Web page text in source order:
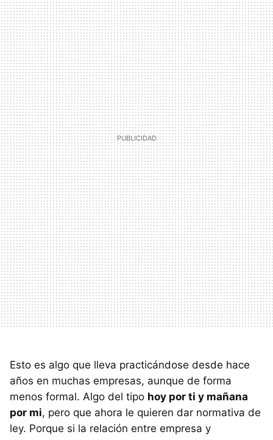
Esto es algo que lleva practicándose desde hace
años en muchas empresas, aunque de forma
menos formal. Algo del tipo hoy por ti y mañana
por mi, pero que ahora le quieren dar normativa de
ley. Porque si la relación entre empresa y